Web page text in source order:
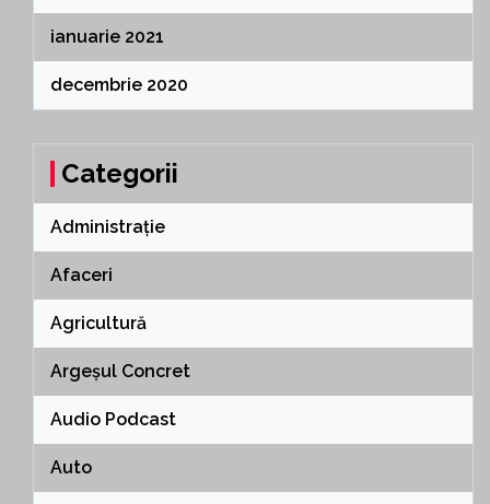
ianuarie 2021
decembrie 2020
Categorii
Administrație
Afaceri
Agricultură
Argeșul Concret
Audio Podcast
Auto